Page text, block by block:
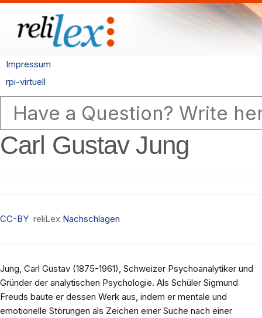
Impressum
rpi-virtuell
Carl Gustav Jung
CC-BY reliLex Nachschlagen
Jung, Carl Gustav (1875-1961), Schweizer Psychoanalytiker und
Gründer der analytischen Psychologie. Als Schüler Sigmund
Freuds baute er dessen Werk aus, indem er mentale und
emotionelle Störungen als Zeichen einer Suche nach einer